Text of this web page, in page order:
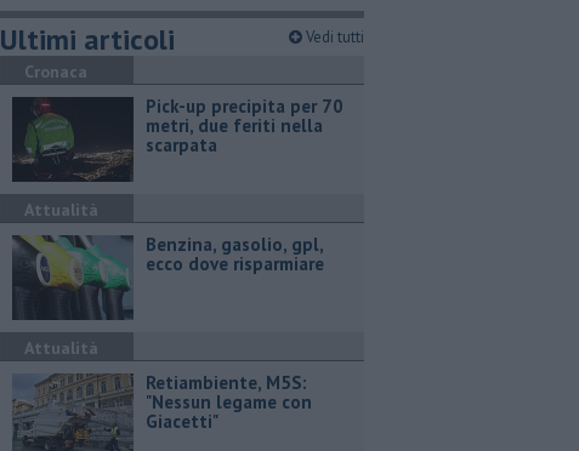
Ultimi articoli Vedi tutti
Cronaca
Pick-up precipita per 70
metri, due feriti nella
scarpata
Attualità
​Benzina, gasolio, gpl,
ecco dove risparmiare
Attualità
Retiambiente, M5S:
"Nessun legame con
Giacetti"